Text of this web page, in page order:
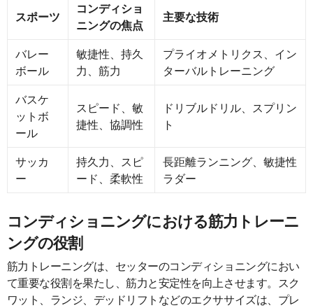
スポーツ
コンディショ
ニングの焦点
主要な技術
バレー
ボール
敏捷性、持久
力、筋力
プライオメトリクス、イン
ターバルトレーニング
バスケ
ットボ
ール
スピード、敏
捷性、協調性
ドリブルドリル、スプリン
ト
サッカ
ー
持久力、スピ
ード、柔軟性
長距離ランニング、敏捷性
ラダー
コンディショニングにおける筋力トレーニ
ングの役割
筋力トレーニングは、セッターのコンディショニングにおい
て重要な役割を果たし、筋力と安定性を向上させます。スク
ワット、ランジ、デッドリフトなどのエクササイズは、プレ